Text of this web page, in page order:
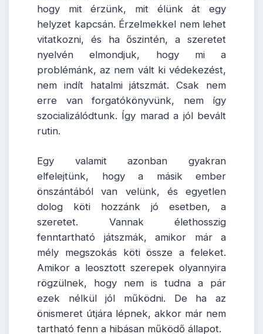
hogy mit érzünk, mit élünk át egy
helyzet kapcsán. Érzelmekkel nem lehet
vitatkozni, és ha őszintén, a szeretet
nyelvén elmondjuk, hogy mi a
problémánk, az nem vált ki védekezést,
nem indít hatalmi játszmát. Csak nem
erre van forgatókönyvünk, nem így
szocializálódtunk. Így marad a jól bevált
rutin.
Egy valamit azonban gyakran
elfelejtünk, hogy a másik ember
önszántából van velünk, és egyetlen
dolog köti hozzánk jó esetben, a
szeretet. Vannak élethosszig
fenntartható játszmák, amikor már a
mély megszokás köti össze a feleket.
Amikor a leosztott szerepek olyannyira
rögzülnek, hogy nem is tudna a pár
ezek nélkül jól működni. De ha az
önismeret útjára lépnek, akkor már nem
tartható fenn a hibásan működő állapot.